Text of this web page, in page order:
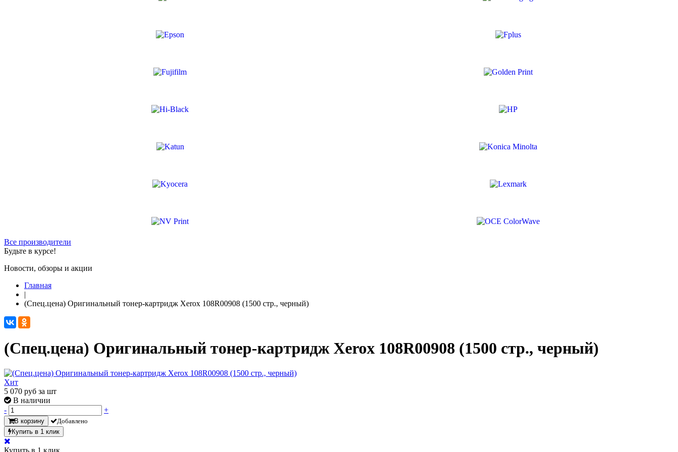
Все производители
Будьте в курсе!
Новости, обзоры и акции
Главная
|
(Спец.цена) Оригинальный тонер-картридж Xerox 108R00908 (1500 стр., черный)
(Спец.цена) Оригинальный тонер-картридж Xerox 108R00908 (1500 стр., черный)
Хит
5 070 руб за шт
В наличии
-
+
В корзину
Добавлено
Купить в 1 клик
Купить в 1 клик